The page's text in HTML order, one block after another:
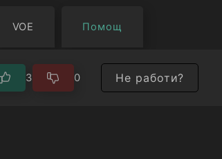
VOE Помощ
3 0 Не работи?